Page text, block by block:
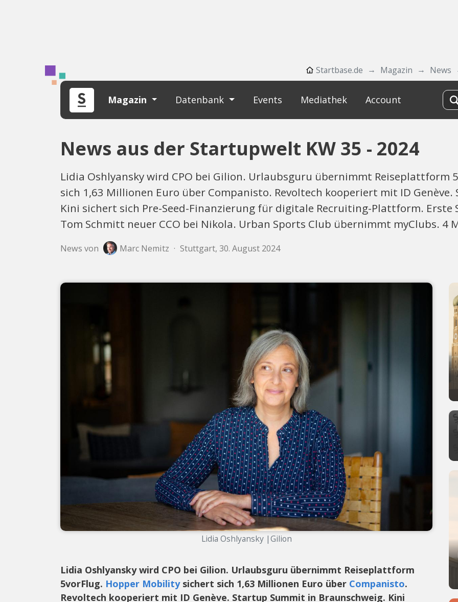
Startbase.de Magazin News
Magazin Datenbank Events Mediathek Account
News aus der Startupwelt KW 35 - 2024
Lidia Oshlyansky wird CPO bei Gilion. Urlaubsguru übernimmt Reiseplattform
sich 1,63 Millionen Euro über Companisto. Revoltech kooperiert mit ID
Kini sichert sich Pre-Seed-Finanzierung für digitale Recruiting-Plattform. Erste
Tom Schmitt neuer CCO bei Nikola. Urban Sports Club übernimmt myClubs. 4
News von Marc Nemitz · Stuttgart, 30. August 2024
Lidia Oshlyansky |Gilion
Lidia Oshlyansky wird CPO bei Gilion. Urlaubsguru übernimmt Reiseplattform
5vorFlug. Hopper Mobilitysichert sich 1,63 Millionen Euro über Companisto.
Revoltech kooperiert mit ID Genève. Startup Summit in Braunschweig. Kini